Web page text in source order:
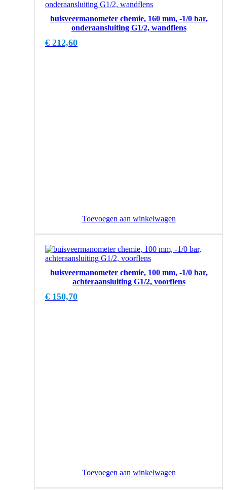
buisveermanometer chemie, 160 mm, -1/0 bar,
onderaansluiting G1/2, wandflens
€ 212,60
Toevoegen aan winkelwagen
buisveermanometer chemie, 100 mm, -1/0 bar,
achteraansluiting G1/2, voorflens
€ 150,70
Toevoegen aan winkelwagen